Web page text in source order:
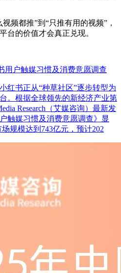
都推”到“只推有用的视频”，
台的价值才会真正兑现。
用户触媒习惯及消费意愿调查
红书正从“种草社区”逐步转型为
。根据全球领先的新经济产业第
Research（艾媒咨询）最新发
触媒习惯及消费意愿调查》显
规模达到743亿元，预计202